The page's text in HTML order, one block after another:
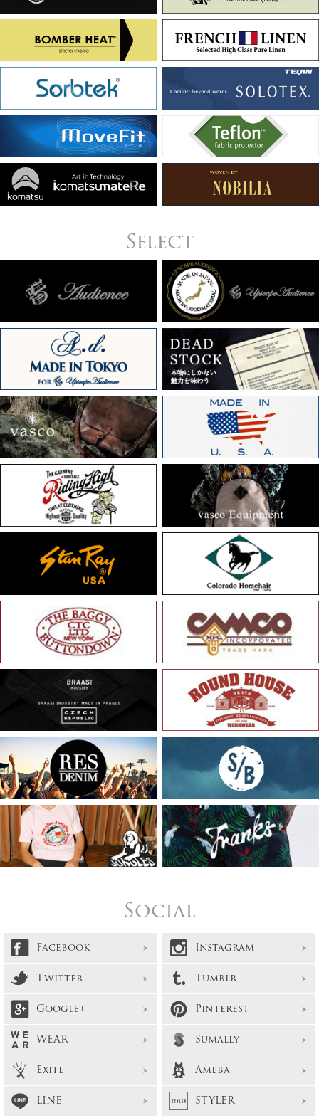
Select
Social
Facebook
Instagram
Twitter
Tumblr
Google+
Pinterest
WEAR
Sumally
Exite
Ameba
LINE
STYLER